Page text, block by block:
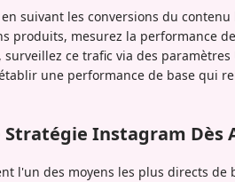
suivant les conversions du contenu
produits, mesurez la performance
ce trafic via des paramètres
une performance de base qui
Stratégie Instagram Dès
l'un des moyens les plus directs de